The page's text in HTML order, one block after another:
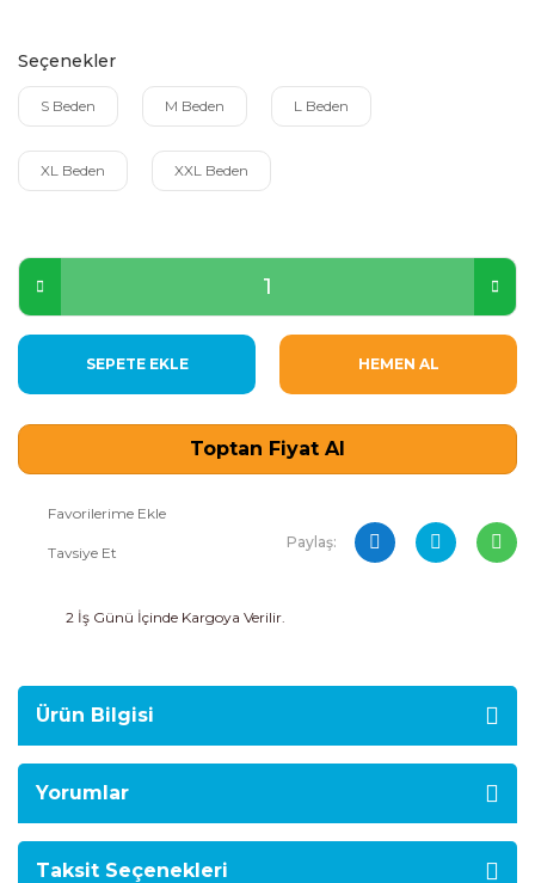
Seçenekler
S Beden M Beden L Beden
XL Beden XXL Beden
SEPETE EKLE HEMEN AL
Toptan Fiyat Al
Tavsiye Et
Paylaş:
2 İş Günü İçinde Kargoya Verilir.
Ürün Bilgisi
Yorumlar
Taksit Seçenekleri